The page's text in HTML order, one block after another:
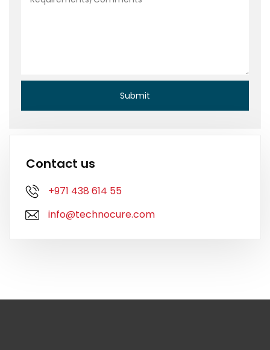
Contact us
+971 438 614 55
info@technocure.com